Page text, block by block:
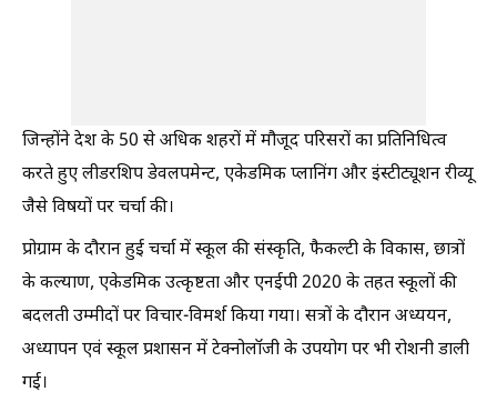
जिन्होंने देश के 50 से अधिक शहरों में मौजूद परिसरों का प्रतिनिधित्व
करते हुए लीडरशिप डेवलपमेन्ट, एकेडमिक प्लानिंग और इंस्टीट्यूशन रीव्यू
जैसे विषयों पर चर्चा की।
प्रोग्राम के दौरान हुई चर्चा में स्कूल की संस्कृति, फैकल्टी के विकास, छात्रों
के कल्याण, एकेडमिक उत्कृष्टता और एनईपी 2020 के तहत स्कूलों की
बदलती उम्मीदों पर विचार-विमर्श किया गया। सत्रों के दौरान अध्ययन,
अध्यापन एवं स्कूल प्रशासन में टेक्नोलॉजी के उपयोग पर भी रोशनी डाली
गई।